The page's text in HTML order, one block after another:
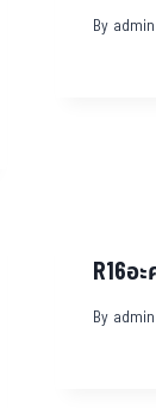
By admin
R16อ
By admin